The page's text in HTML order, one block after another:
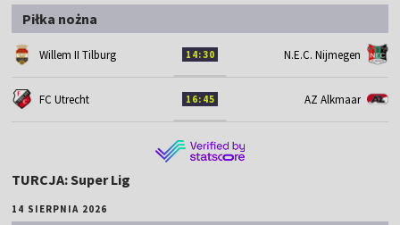
Piłka nożna
Willem II Tilburg 14:30 N.E.C. Nijmegen
FC Utrecht 16:45 AZ Alkmaar
TURCJA: Super Lig
14 SIERPNIA 2026